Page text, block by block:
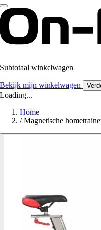
Subtotaal winkelwagen
Bekijk mijn winkelwagen
Loading...
Home
/ Magnetische